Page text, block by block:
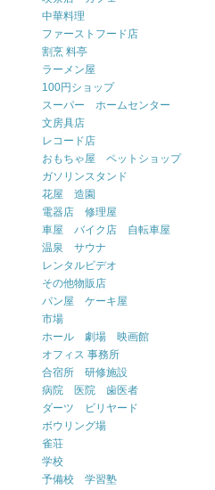
中華料理
ファーストフード店
割烹 料亭
ラーメン屋
100円ショップ
スーパー ホームセンター
文房具店
レコード店
おもちゃ屋 ペットショップ
ガソリンスタンド
花屋 造園
電器店 修理屋
車屋 バイク店 自転車屋
温泉 サウナ
レンタルビデオ
その他物販店
パン屋 ケーキ屋
市場
ホール 劇場 映画館
オフィス 事務所
合宿所 研修施設
病院 医院 歯医者
ダーツ ビリヤード
ボウリング場
雀荘
学校
予備校 学習塾